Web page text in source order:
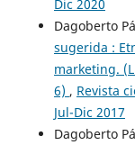
Dic 2020
Dagoberto
sugerida :
marketing.
6) , Revista
Jul-Dic 2017
Dagoberto